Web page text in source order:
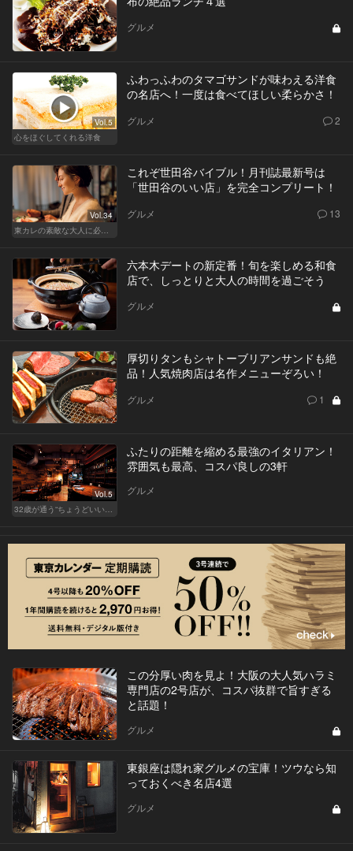
グルメ
Vol.5
心をほぐしてくれる洋食
ふわっふわのタマゴサンドが味わえる洋食
の名店へ！一度は食べてほしい柔らかさ！
グルメ 2
Vol.34
東カレの素敵な大人に必要なこと
これぞ世田谷バイブル！月刊誌最新号は
「世田谷のいい店」を完全コンプリート！
グルメ 13
六本木デートの新定番！旬を楽しめる和食
店で、しっとりと大人の時間を過ごそう
グルメ
厚切りタンもシャトーブリアンサンドも絶
品！人気焼肉店は名作メニューぞろい！
グルメ 1
Vol.5
32歳が通う“ちょうどいい”価格の店
ふたりの距離を縮める最強のイタリアン！
雰囲気も最高、コスパ良しの3軒
グルメ
この分厚い肉を見よ！大阪の大人気ハラミ
専門店の2号店が、コスパ抜群で旨すぎる
と話題！
グルメ
東銀座は隠れ家グルメの宝庫！ツウなら知
っておくべき名店4選
グルメ